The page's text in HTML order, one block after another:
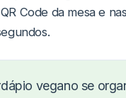
Code da mesa e
vegano se